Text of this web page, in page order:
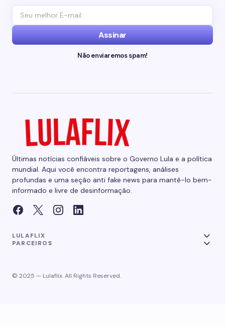
Assinar
Não enviaremos spam!
Últimas notícias confiáveis sobre o Governo Lula e a política
mundial. Aqui você encontra reportagens, análises
profundas e uma seção anti fake news para mantê-lo bem-
informado e livre de desinformação.
LULAFLIX
PARCEIROS
© 2025 — Lulaflix. All Rights Reserved.